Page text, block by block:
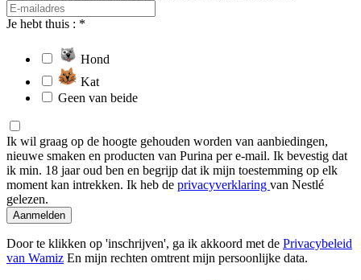
Je hebt thuis : *
Hond
Kat
Geen van beide
Ik wil graag op de hoogte gehouden worden van aanbiedingen,
nieuwe smaken en producten van Purina per e-mail. Ik bevestig dat
ik min. 18 jaar oud ben en begrijp dat ik mijn toestemming op elk
moment kan intrekken. Ik heb de privacyverklaring van Nestlé
gelezen.
Aanmelden
Door te klikken op 'inschrijven', ga ik akkoord met de Privacybeleid
van Wamiz En mijn rechten omtrent mijn persoonlijke data.